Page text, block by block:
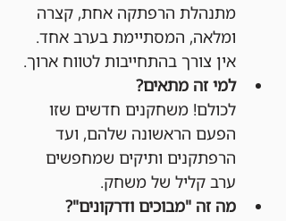
מתנהלת הרפתקה אחת, קצרה
ומלאה, המסתיימת בערב אחד.
אין צורך בהתחייבות לטווח ארוך.
למי זה מתאים?
לכולם! משחקנים חדשים שזו
הפעם הראשונה שלהם, ועד
הרפתקנים ותיקים שמחפשים
ערב קליל של משחק.
מה זה "מבוכים ודרקונים"?